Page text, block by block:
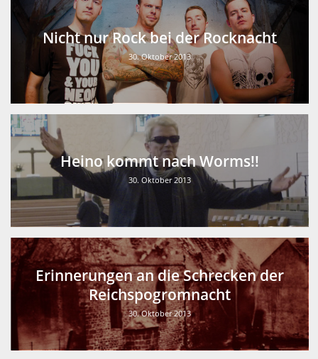
Nicht nur Rock bei der Rocknacht
30. Oktober 2013
Heino kommt nach Worms!!
30. Oktober 2013
Erinnerungen an die Schrecken der
Reichspogromnacht
30. Oktober 2013